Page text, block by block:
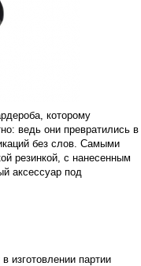
которому
ведь они превратились в
без слов. Самыми
резинкой, с нанесенным
аксессуар под
изготовлении партии